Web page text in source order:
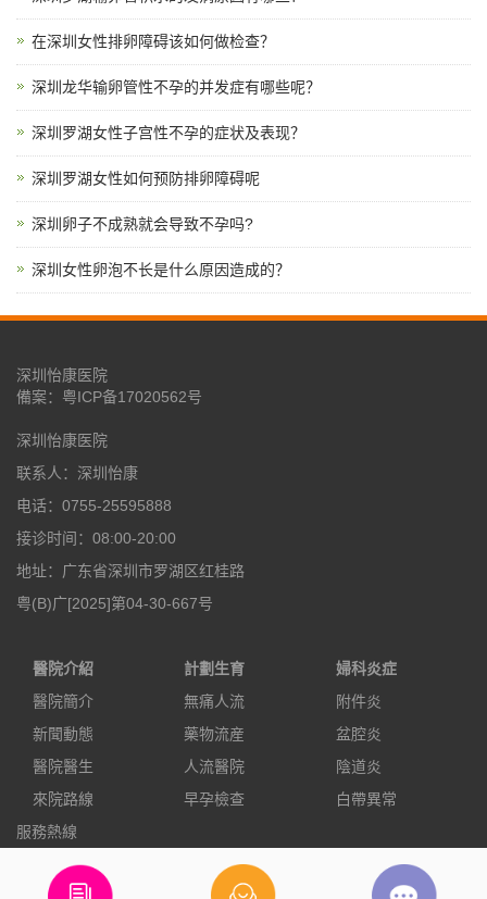
在深圳女性排卵障碍该如何做检查？
深圳龙华输卵管性不孕的并发症有哪些呢？
深圳罗湖女性子宫性不孕的症状及表现？
深圳罗湖女性如何预防排卵障碍呢
深圳卵子不成熟就会导致不孕吗?
深圳女性卵泡不长是什么原因造成的？
深圳怡康医院
備案： 粤ICP备17020562号
深圳怡康医院
联系人：深圳怡康
电话：0755-25595888
接诊时间：08:00-20:00
地址：广东省深圳市罗湖区红桂路
粤(B)广[2025]第04-30-667号
醫院介紹
醫院簡介
新聞動態
醫院醫生
來院路線
計劃生育
無痛人流
藥物流産
人流醫院
早孕檢查
婦科炎症
附件炎
盆腔炎
陰道炎
白帶異常
服務熱線
0755-25595888